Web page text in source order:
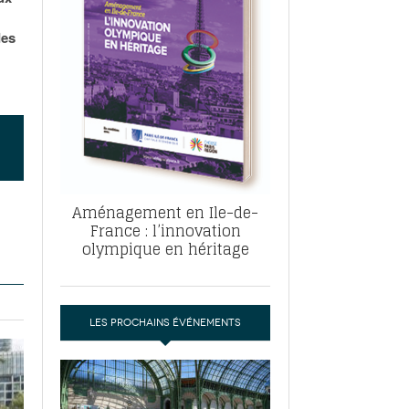
pour
ABF, ZAC : F. Vauglin détaille sa
pour l’urbanisme parisien- 17
de la tech et de la finance
marché de la location de luxe-
Aménagement en Ile-de-
France : l’innovation
olympique en héritage
LES PROCHAINS ÉVÉNEMENTS